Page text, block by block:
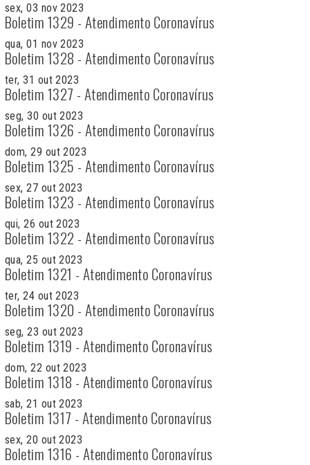
sex, 03 nov 2023
Boletim 1329 - Atendimento Coronavírus
qua, 01 nov 2023
Boletim 1328 - Atendimento Coronavírus
ter, 31 out 2023
Boletim 1327 - Atendimento Coronavírus
seg, 30 out 2023
Boletim 1326 - Atendimento Coronavírus
dom, 29 out 2023
Boletim 1325 - Atendimento Coronavírus
sex, 27 out 2023
Boletim 1323 - Atendimento Coronavírus
qui, 26 out 2023
Boletim 1322 - Atendimento Coronavírus
qua, 25 out 2023
Boletim 1321 - Atendimento Coronavírus
ter, 24 out 2023
Boletim 1320 - Atendimento Coronavírus
seg, 23 out 2023
Boletim 1319 - Atendimento Coronavírus
dom, 22 out 2023
Boletim 1318 - Atendimento Coronavírus
sab, 21 out 2023
Boletim 1317 - Atendimento Coronavírus
sex, 20 out 2023
Boletim 1316 - Atendimento Coronavírus